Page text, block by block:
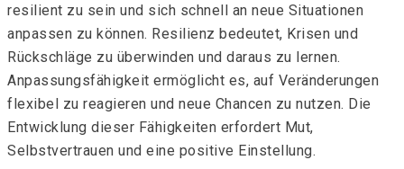
resilient zu sein und sich schnell an neue Situationen
anpassen zu können. Resilienz bedeutet, Krisen und
Rückschläge zu überwinden und daraus zu lernen.
Anpassungsfähigkeit ermöglicht es, auf Veränderungen
flexibel zu reagieren und neue Chancen zu nutzen. Die
Entwicklung dieser Fähigkeiten erfordert Mut,
Selbstvertrauen und eine positive Einstellung.